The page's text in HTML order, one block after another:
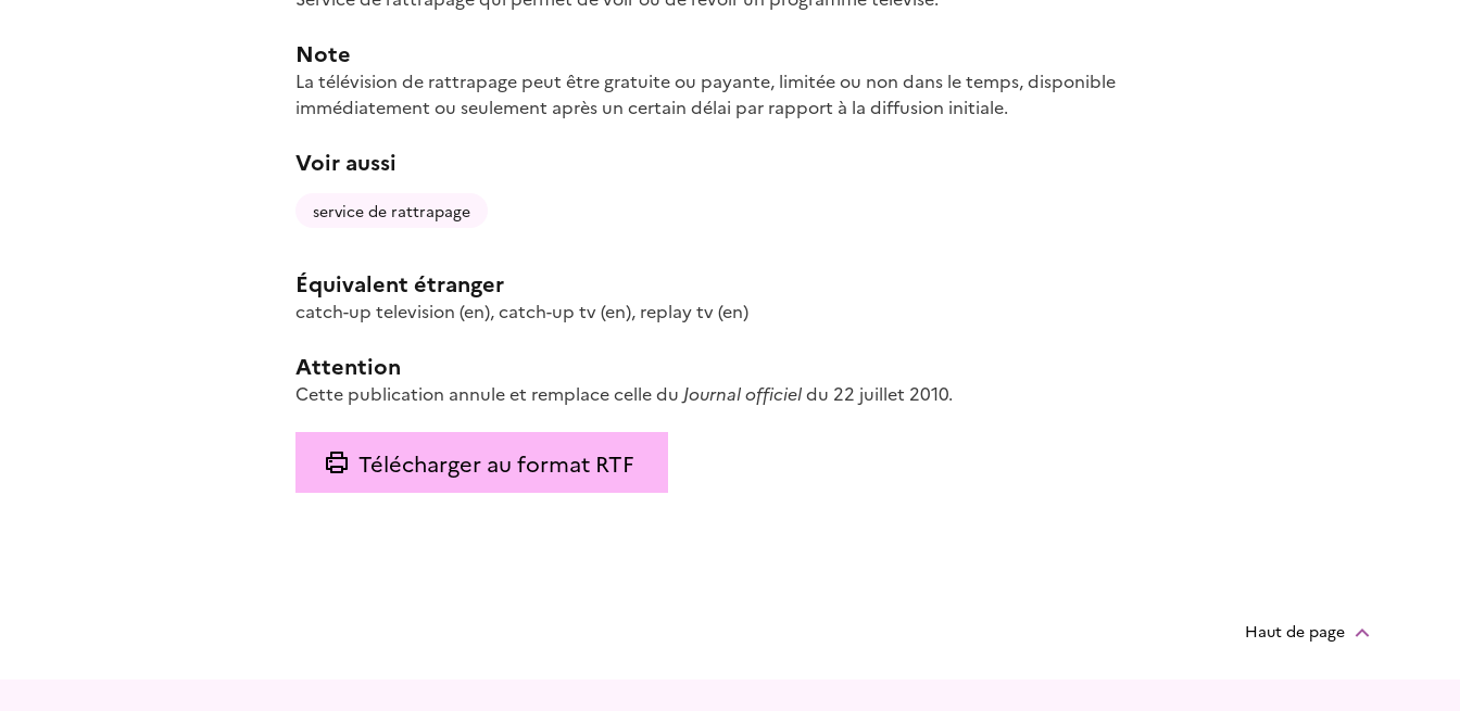
Note
La télévision de rattrapage peut être gratuite ou payante, limitée ou non dans le temps, disponible
immédiatement ou seulement après un certain délai par rapport à la diffusion initiale.
Voir aussi
service de rattrapage
Équivalent étranger
catch-up television (en),catch-up tv(en), replay tv(en)
Attention
Cette publication annule et remplace celle du Journal officieldu 22 juillet 2010.
Télécharger au format RTF
Haut de page